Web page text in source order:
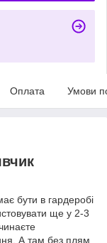
Оплата Умови
бути в гардеробі
ще у 2-3
А там без плям